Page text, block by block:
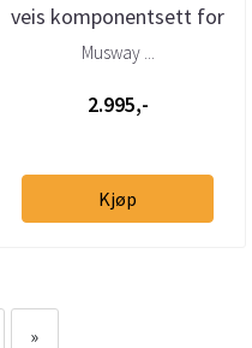
veis komponentsett for
BMW/Mini
Musway ...
2.995,-
Kjøp
»